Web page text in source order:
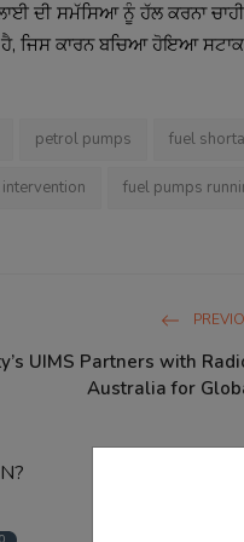
ਦੀ ਸਮੱਸਿਆ ਨੂੰ ਹੱਲ ਕਰਨਾ
ਜਿਸ ਕਾਰਨ ਬਚਿਆ ਹੋਇਆ ਸਟਾਕ
petrol pumps fuel
fuel pumps
UIMS Partners with
Australia for